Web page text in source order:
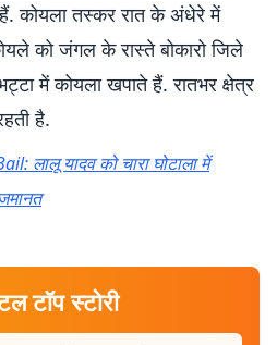
कोयला तस्कर रात के अंधेरे में
को जंगल के रास्ते बोकारो जिले
में कोयला खपाते हैं. रातभर क्षेत्र
है.
लालू यादव को चारा घोटाला में
टॉप स्टोरी